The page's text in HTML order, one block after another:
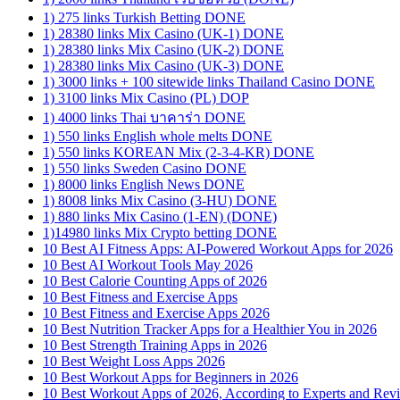
1) 275 links Turkish Betting DONE
1) 28380 links Mix Casino (UK-1) DONE
1) 28380 links Mix Casino (UK-2) DONE
1) 28380 links Mix Casino (UK-3) DONE
1) 3000 links + 100 sitewide links Thailand Casino DONE
1) 3100 links Mix Casino (PL) DOP
1) 4000 links Thai บาคาร่า DONE
1) 550 links English whole melts DONE
1) 550 links KOREAN Mix (2-3-4-KR) DONE
1) 550 links Sweden Casino DONE
1) 8000 links English News DONE
1) 8008 links Mix Casino (3-HU) DONE
1) 880 links Mix Casino (1-EN) (DONE)
1)14980 links Mix Crypto betting DONE
10 Best AI Fitness Apps: AI-Powered Workout Apps for 2026
10 Best AI Workout Tools May 2026
10 Best Calorie Counting Apps of 2026
10 Best Fitness and Exercise Apps
10 Best Fitness and Exercise Apps 2026
10 Best Nutrition Tracker Apps for a Healthier You in 2026
10 Best Strength Training Apps in 2026
10 Best Weight Loss Apps 2026
10 Best Workout Apps for Beginners in 2026
10 Best Workout Apps of 2026, According to Experts and